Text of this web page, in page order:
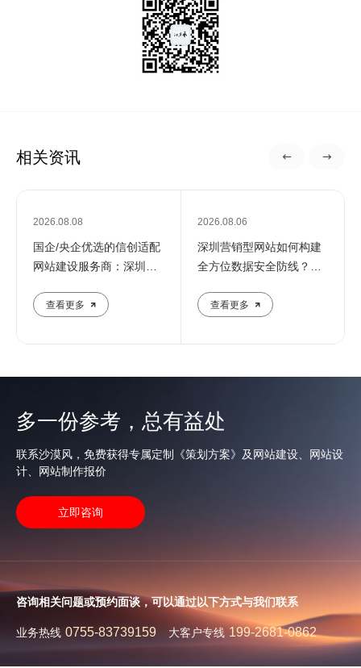
相关资讯
2026.08.08
国企/央企优选的信创适配
网站建设服务商：深圳定
查看更多
2026.08.06
深圳营销型网站如何构建
全方位数据安全防线？专
查看更多
多一份参考，总有益处
联系沙漠风，免费获得专属定制《策划方案》及网站建设、网站设
计、网站制作报价
立即咨询
咨询相关问题或预约面谈，可以通过以下方式与我们联系
业务热线 0755-83739159 大客户专线 199-2681-0862